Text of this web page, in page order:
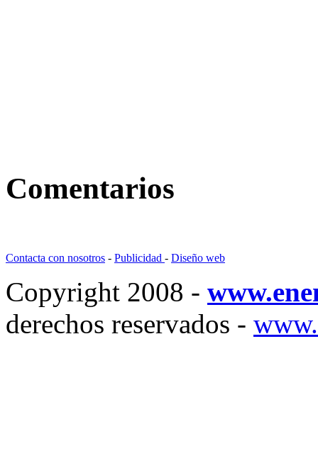
Comentarios
Contacta con nosotros - Publicidad - Diseño web
Copyright 2008 -
derechos reservados -